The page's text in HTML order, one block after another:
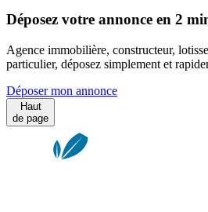
Déposez votre annonce en 2
Agence immobilière, constructeur,
particulier, déposez simplement et
Déposer mon annonce
Haut
de page